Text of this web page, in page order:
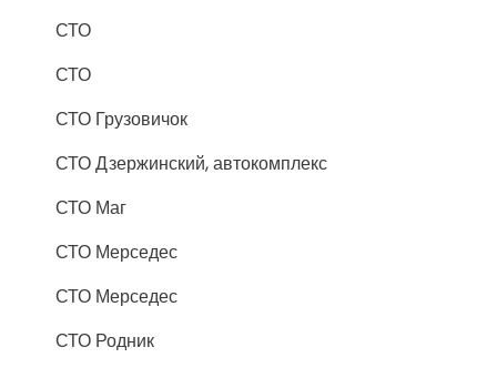
СТО
СТО
СТО Грузовичок
СТО Дзержинский, автокомплекс
СТО Маг
СТО Мерседес
СТО Мерседес
СТО Родник